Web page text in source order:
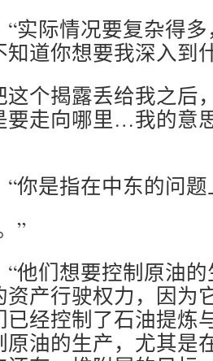
“实际情况要复杂得
知道你想要我深入到
这个揭露丢给我之后
要走向哪里…我的意
你是指在中东的问题
”
“他们想要控制原油
资产行驶权力，因为
已经控制了石油提炼
原油的生产，尤其是